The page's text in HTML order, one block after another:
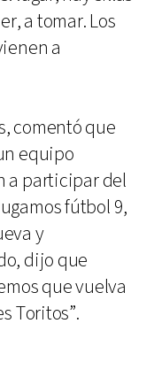
a tomar. Los
a
comentó que
equipo
a participar del
fútbol 9,
y
dijo que
que vuelva
Toritos”.